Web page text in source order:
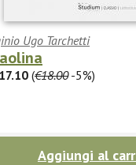
Ugo Tarchetti
(€18.00-5%)
Aggiungi al